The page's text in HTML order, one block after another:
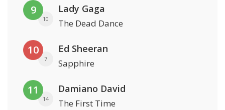
9
10
Lady Gaga
The Dead Dance
10
7
Ed Sheeran
Sapphire
11
14
Damiano David
The First Time